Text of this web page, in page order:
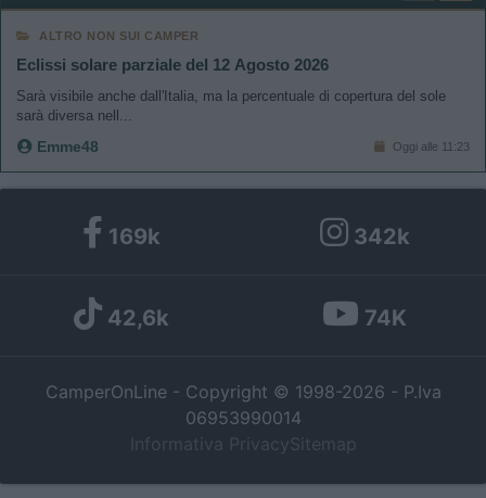
ALTRO NON SUI CAMPER
Eclissi solare parziale del 12 Agosto 2026
Sarà visibile anche dall'Italia, ma la percentuale di copertura del sole
sarà diversa nell...
Emme48 Oggi alle 11:23
169k 342k
42,6k 74K
CamperOnLine - Copyright © 1998-2026 - P.Iva
06953990014
Informativa Privacy Sitemap